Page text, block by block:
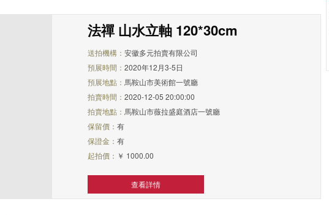
法禪 山水立軸 120*30cm
送拍機構： 安徽多元拍賣有限公司
預展時間： 2020年12月3-5日
預展地點： 馬鞍山市美術館一號廳
拍賣時間： 2020-12-05 20:00:00
拍賣地點： 馬鞍山市薇拉盛庭酒店一號廳
保留價： 有
保證金： 有
起拍價： ￥ 1000.00
查看詳情